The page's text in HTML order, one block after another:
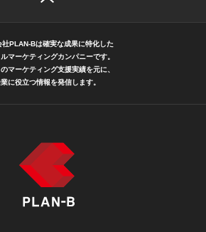
社PLAN-Bは確実な成果に特化した
マーケティングカンパニーです。
マーケティング支援実績を元に、
に役立つ情報を発信します。